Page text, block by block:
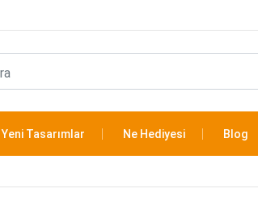
Yeni Tasarımlar Ne Hediyesi Blog